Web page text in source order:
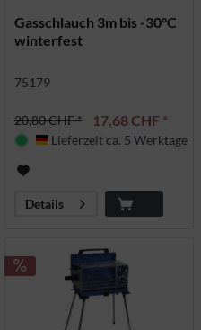
Gasschlauch 3m bis -30°C
winterfest
75179
20,80 CHF * 17,68 CHF *
Deutschland
Lieferzeit ca. 5 Werktage
Details